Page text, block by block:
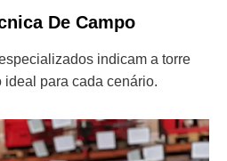
De Campo
indicam a torre
ideal para cada cenário.